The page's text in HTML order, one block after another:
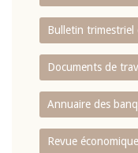
Bulletin trimestriel
Documents de
Annuaire des
Revue